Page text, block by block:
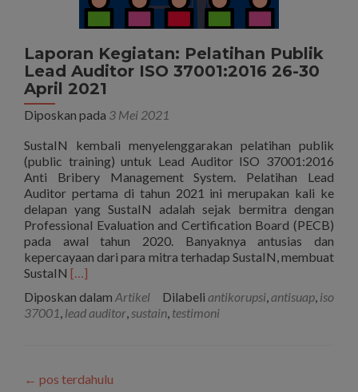
Laporan Kegiatan: Pelatihan Publik
Lead Auditor ISO 37001:2016 26-30
April 2021
Diposkan pada 3 Mei 2021
SustaIN kembali menyelenggarakan pelatihan publik
(public training) untuk Lead Auditor ISO 37001:2016
Anti Bribery Management System. Pelatihan Lead
Auditor pertama di tahun 2021 ini merupakan kali ke
delapan yang SustaIN adalah sejak bermitra dengan
Professional Evaluation and Certification Board (PECB)
pada awal tahun 2020. Banyaknya antusias dan
kepercayaan dari para mitra terhadap SustaIN, membuat
SustaIN Selengkapnya
Kegiatan:
Pelatihan
ISO
[…]
Diposkan dalam Artikel Dilabeli antikorupsi,antisuap, iso
37001, lead auditor,sustain, testimoni
← pos terdahulu